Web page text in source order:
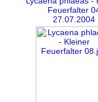
Feuerfalter
27.07.2004